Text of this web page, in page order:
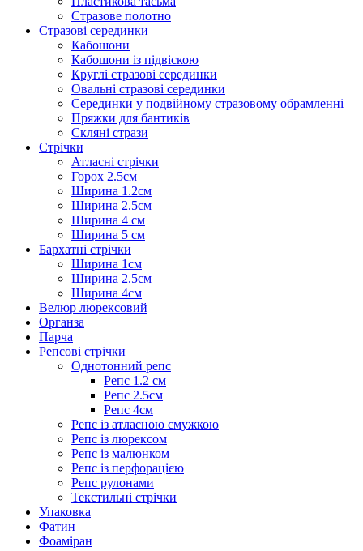
Стразове полотно
Стразові серединки
Кабошони
Кабошони із підвіскою
Круглі стразові серединки
Овальні стразові серединки
Серединки у подвійному стразовому обрамленні
Пряжки для бантиків
Скляні стрази
Стрічки
Атласні стрічки
Горох 2.5см
Ширина 1.2см
Ширина 2.5см
Ширина 4 см
Ширина 5 см
Бархатні стрічки
Ширина 1см
Ширина 2.5см
Ширина 4см
Велюр люрексовий
Органза
Парча
Репсові стрічки
Однотонний репс
Репс 1.2 см
Репс 2.5см
Репс 4см
Репс із атласною смужкою
Репс із люрексом
Репс із малюнком
Репс із перфорацією
Репс рулонами
Текстильні стрічки
Упаковка
Фатин
Фоаміран